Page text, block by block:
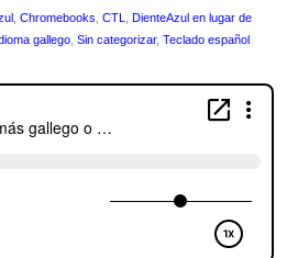
Chromebooks CTL
DienteAzul en lugar de
gallego Sin categorizar, Teclado español